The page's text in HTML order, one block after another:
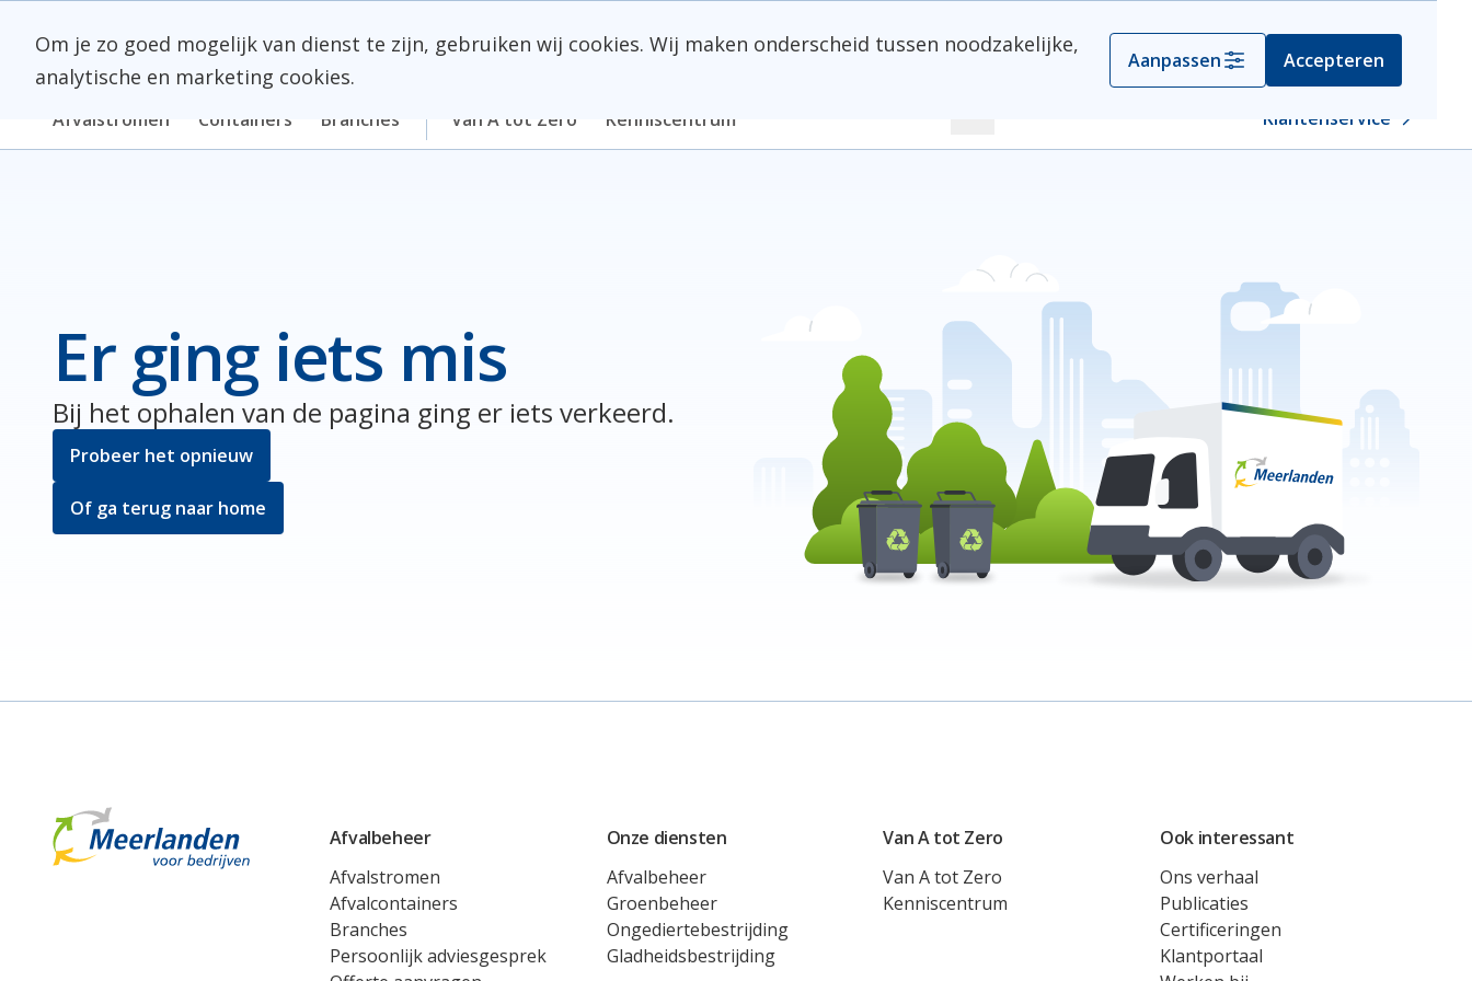
naar Meerlanden Logo
Container aanvragen
Afvalstromen Containers Branches Van A tot Zero Kenniscentrum Klantenservice
Er ging iets mis
Bij het ophalen van de pagina ging er iets verkeerd.
Probeer het opnieuw
Of ga terug naar home
Meerlanden Voor Bedrijven Logo
Afvalbeheer
Afvalstromen
Afvalcontainers
Branches
Persoonlijk adviesgesprek
Onze diensten
Afvalbeheer
Groenbeheer
Ongediertebestrijding
Gladheidsbestrijding
Van A tot Zero
Van A tot Zero
Kenniscentrum
Ook interessant
Ons verhaal
Publicaties
Certificeringen
Klantportaal
Om je zo goed mogelijk van dienst te zijn, gebruiken wij cookies. Wij maken onderscheid tussen noodzakelijke,
analytische en marketing cookies.
Aanpassen Accepteren